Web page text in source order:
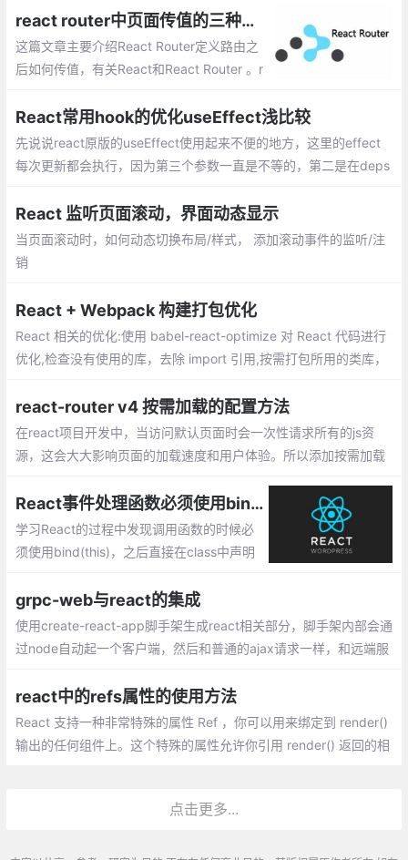
react router中页面传值的三种方法
这篇文章主要介绍React Router定义路由之
后如何传值，有关React和React Router 。r
params、query、state
React常用hook的优化useEffect浅比较
先说说react原版的useEffect使用起来不便的地方，这里的effect
每次更新都会执行，因为第三个参数一直是不等的，第二是在deps
React 监听页面滚动，界面动态显示
当页面滚动时，如何动态切换布局/样式， 添加滚动事件的监听/注
销
React + Webpack 构建打包优化
React 相关的优化:使用 babel-react-optimize 对 React 代码进行
优化,检查没有使用的库，去除 import 引用,按需打包所用的类库，
面：构建速度慢,打包后的文件体积过大
react-router v4 按需加载的配置方法
在react项目开发中，当访问默认页面时会一次性请求所有的js资
源，这会大大影响页面的加载速度和用户体验。所以添加按需加载
React事件处理函数必须使用bind(this)的原因
学习React的过程中发现调用函数的时候必
须使用bind(this)，之后直接在class中声明
行了一番查阅，总结如下。
grpc-web与react的集成
使用create-react-app脚手架生成react相关部分，脚手架内部会通
过node自动起一个客户端，然后和普通的ajax请求一样，和远端服
求，远端采用docker容器的node服务器，node服务器端使用envo
y作为代理
react中的refs属性的使用方法
React 支持一种非常特殊的属性 Ref ，你可以用来绑定到 render()
输出的任何组件上。这个特殊的属性允许你引用 render() 返回的相
点击更多...